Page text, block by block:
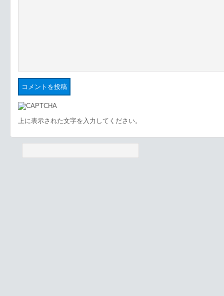
上に表示された文字を入力してください。